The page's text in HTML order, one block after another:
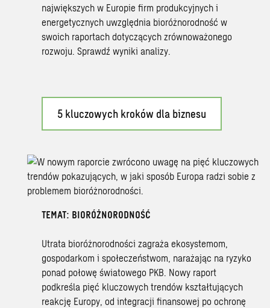
największych w Europie firm produkcyjnych i
energetycznych uwzględnia bioróżnorodność w
swoich raportach dotyczących zrównoważonego
rozwoju. Sprawdź wyniki analizy.
5 kluczowych kroków dla biznesu
TEMAT: BIORÓŻNORODNOŚĆ
Utrata bioróżnorodności zagraża ekosystemom,
gospodarkom i społeczeństwom, narażając na ryzyko
ponad połowę światowego PKB. Nowy raport
podkreśla pięć kluczowych trendów kształtujących
reakcję Europy, od integracji finansowej po ochronę